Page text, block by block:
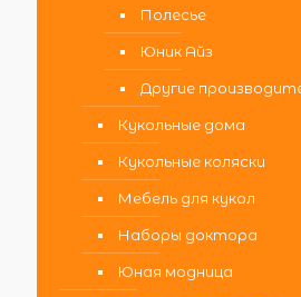
Полесье
Юник Айз
Другие
Кукольные дома
Кукольные коляски
Мебель для кукол
Наборы доктора
Юная модница